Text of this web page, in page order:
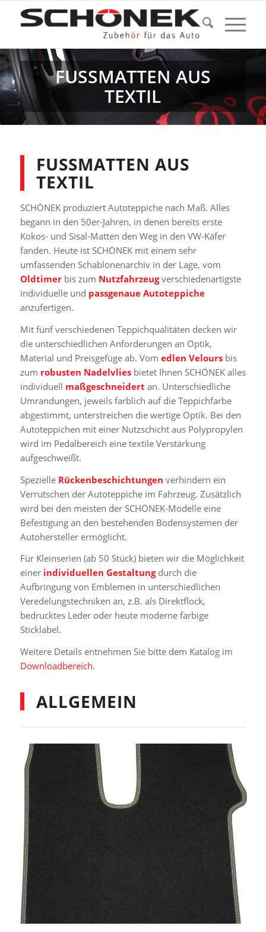
FUSSMATTEN AUS T
EXTIL
FUSSMATTEN AUS T
EXTIL
SCHÖNEK produziert Autoteppiche nach Maß. Alles
begann in den 50er-Jahren, in denen bereits erste
Kokos- und Sisal-Matten den Weg in den VW-Käfer
fanden. Heute ist SCHÖNEK mit einem sehr
umfassenden Schablonenarchiv in der Lage, vom
Oldtimerbis zum Nutzfahrzeugverschiedenartigste
individuelle und passgenaue Autoteppiche
anzufertigen.
Mit fünf verschiedenen Teppichqualitäten decken wir
die unterschiedlichen Anforderungen an Optik,
Material und Preisgefüge ab. Vom edlen Veloursbis
zum robusten Nadelvliesbietet Ihnen SCHÖNEK alles
individuell maßgeschneidert an. Unterschiedliche
Umrandungen, jeweils farblich auf die Teppichfarbe
abgestimmt, unterstreichen die wertige Optik. Bei den
Autoteppichen mit einer Nutzschicht aus Polypropylen
wird im Pedalbereich eine textile Verstärkung
aufgeschweißt.
Spezielle Rückenbeschichtungen verhindern ein
Verrutschen der Autoteppiche im Fahrzeug. Zusätzlich
wird bei den meisten der SCHÖNEK-Modelle eine
Befestigung an den bestehenden Bodensystemen der
Autohersteller ermöglicht.
Für Kleinserien (ab 50 Stück) bieten wir die Möglichkeit
einer individuellen Gestaltungdurch die
Aufbringung von Emblemen in unterschiedlichen
Veredelungstechniken an, z.B. als Direktflock,
bedrucktes Leder oder heute moderne farbige
Sticklabel.
Weitere Details entnehmen Sie bitte dem Katalog im
Downloadbereich.
ALLGEMEIN